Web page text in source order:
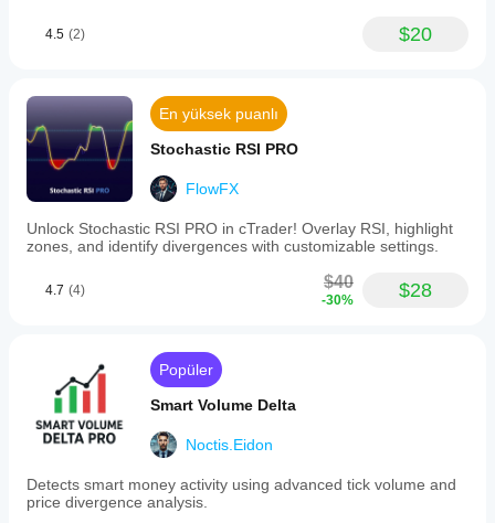
4.5 (2) $20
En yüksek puanlı
Stochastic RSI PRO
FlowFX
Unlock Stochastic RSI PRO in cTrader! Overlay RSI, highlight
zones, and identify divergences with customizable settings.
4.7 (4) $40
-30% $28
Popüler
Smart Volume Delta
Noctis.Eidon
Detects smart money activity using advanced tick volume and
price divergence analysis.